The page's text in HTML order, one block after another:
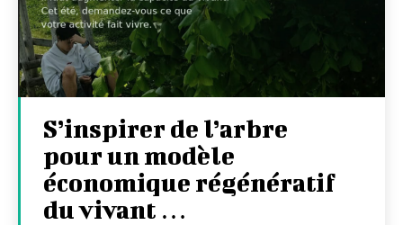
S’inspirer de l’arbre
pour un modèle
économique régénératif
du vivant …